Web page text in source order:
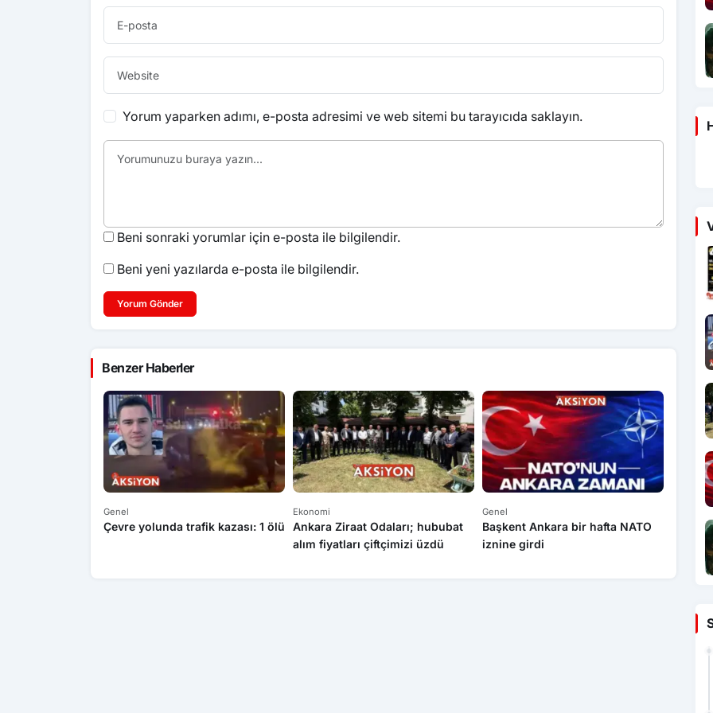
Yorum yaparken adımı, e-posta adresimi ve web sitemi bu tarayıcıda saklayın.
Beni sonraki yorumlar için e-posta ile bilgilendir.
Beni yeni yazılarda e-posta ile bilgilendir.
Yorum Gönder
Benzer Haberler
Genel
Çevre yolunda trafik kazası: 1 ölü
Ekonomi
Ankara Ziraat Odaları; hububat
alım fiyatları çiftçimizi üzdü
Genel
Başkent Ankara bir hafta NATO
iznine girdi
Yasa